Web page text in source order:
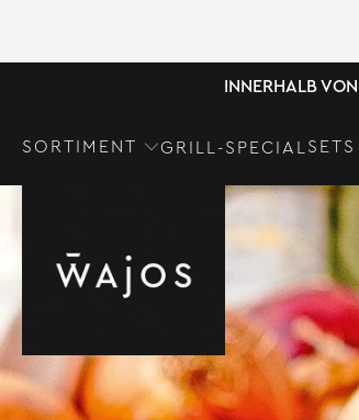
INNERHALB
SORTIMENT GRILL-SPECIAL